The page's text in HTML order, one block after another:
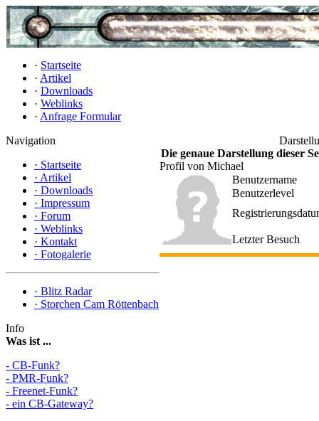
· Startseite
· Artikel
· Downloads
· Weblinks
· Anfrage Formular
Navigation
· Startseite
· Artikel
· Downloads
· Impressum
· Forum
· Weblinks
· Kontakt
· Fotogalerie
· Blitz Radar
· Storchen Cam Röttenbach
Info
Was ist ...
- CB-Funk?
- PMR-Funk?
- Freenet-Funk?
- ein CB-Gateway?
Die genaue Darstellung dieser
Profil von Michael
Benutzername
Benutzerlevel
Letzter Besuch